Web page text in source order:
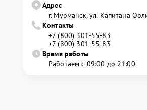
Адрес
г. Мурманск, ул. Капитана
Контакты
+7 (800) 301-55-83
+7 (800) 301-55-83
Время работы
Работаем с 09:00 до 21:00